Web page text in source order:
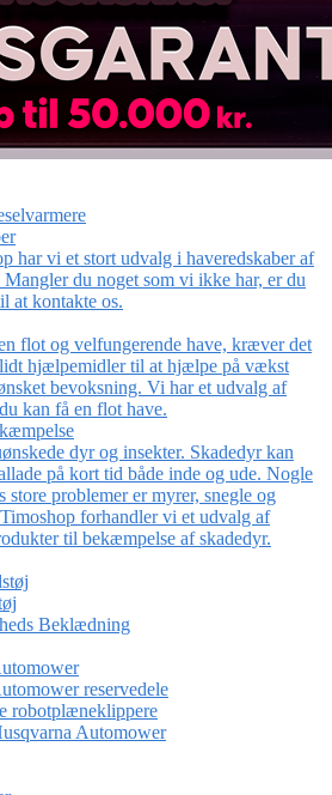
har vi et stort udvalg i haveredskaber af
Mangler du noget som vi ikke har, er du
at kontakte os.
flot og velfungerende have, kræver det
hjælpemidler til at hjælpe på vækst
bevoksning. Vi har et udvalg af
kan få en flot have.
dyr og insekter. Skadedyr kan
på kort tid både inde og ude. Nogle
store problemer er myrer, snegle og
forhandler vi et udvalg af
til bekæmpelse af skadedyr.
Beklædning
reservedele
robotplæneklippere
Automower